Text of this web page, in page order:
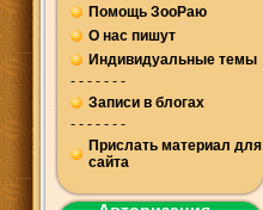
Помощь ЗооРаю
О нас пишут
Индивидуальные темы
- - - - - - -
Записи в блогах
- - - - - - -
Прислать материал для
сайта